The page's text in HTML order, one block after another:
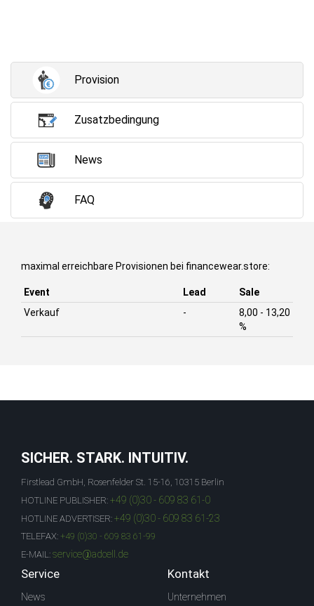
Provision
Zusatzbedingung
News
FAQ
maximal erreichbare Provisionen bei financewear.store:
Event Lead
Sale
Verkauf
-
8,00 - 13,20
%
SICHER. STARK. INTUITIV.
Firstlead GmbH, Rosenfelder St. 15-16, 10315 Berlin
HOTLINE PUBLISHER: +49 (0)30 - 609 83 61-0
HOTLINE ADVERTISER: +49 (0)30 - 609 83 61-23
TELEFAX: +49 (0)30 - 609 83 61-99
E-MAIL: service@adcell.de
Service
News
Kontakt
Unternehmen